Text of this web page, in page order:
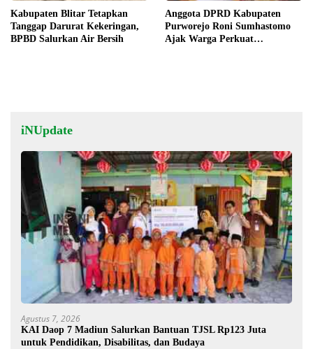
Kabupaten Blitar Tetapkan
Tanggap Darurat Kekeringan,
BPBD Salurkan Air Bersih
Anggota DPRD Kabupaten
Purworejo Roni Sumhastomo
Ajak Warga Perkuat
iNUpdate
Agustus 7, 2026
KAI Daop 7 Madiun Salurkan Bantuan TJSL Rp123 Juta
untuk Pendidikan, Disabilitas, dan Budaya